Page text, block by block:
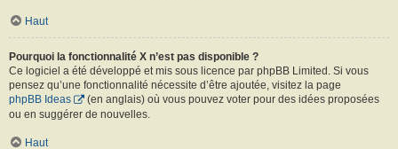
Haut
Pourquoi la fonctionnalité X n’est pas disponible ?
Ce logiciel a été développé et mis sous licence par phpBB Limited. Si vous
pensez qu’une fonctionnalité nécessite d’être ajoutée, visitez la page
phpBB Ideas
(en anglais) où vous pouvez voter pour des idées proposées
ou en suggérer de nouvelles.
Haut